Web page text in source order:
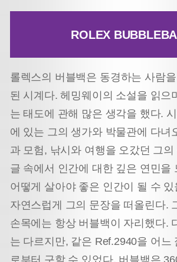
ROLEX
롤렉스의 버블백은 동경하는 사람
된 시계다. 헤밍웨이의 소설을 읽으
는 태도에 관해 많은 생각을 했다.
에 있는 그의 생가와 박물관에 다녀
과 모험, 낚시와 여행을 오갔던 그
글 속에서 인간에 대한 깊은 연민을
어떻게 살아야 좋은 인간이 될 수
자연스럽게 그의 문장을 떠올린다.
손목에는 항상 버블백이 자리했다.
는 다르지만, 같은 Ref.2940을 어느
로부터 구할 수 있었다. 버블백은